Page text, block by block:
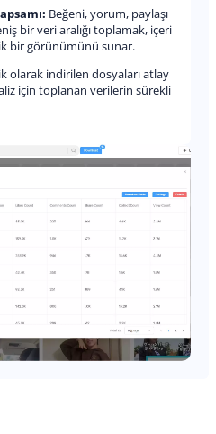
Beğeni, yorum, paylaşı
bir veri aralığı toplamak, içeri
bir görünümünü sunar.
olarak indirilen dosyaları atlay
için toplanan verilerin sürekli